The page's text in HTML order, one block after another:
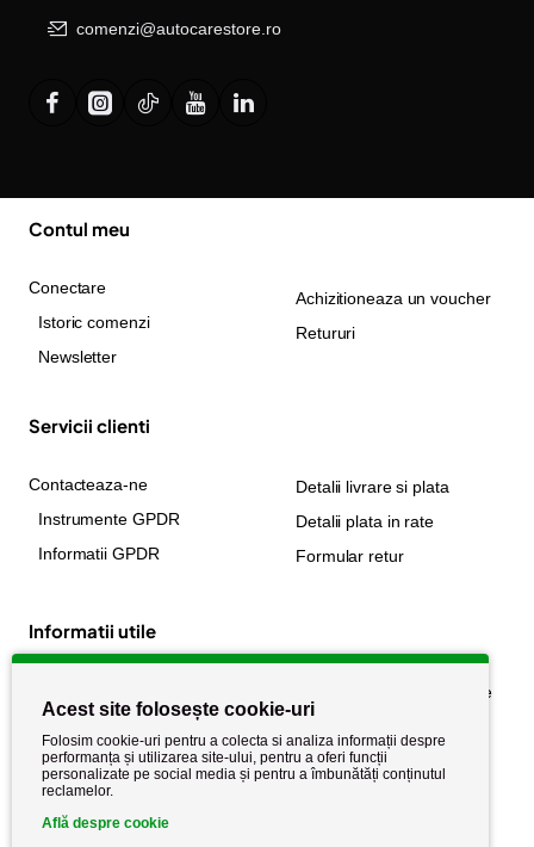
comenzi@autocarestore.ro
Contul meu
Conectare
Istoric comenzi
Newsletter
Achizitioneaza un voucher
Retururi
Servicii clienti
Contacteaza-ne
Instrumente GPDR
Informatii GPDR
Detalii livrare si plata
Detalii plata in rate
Formular retur
Informatii utile
Politica de cookie
Politica de confidențialitate
Termeni si conditii
Acest site folosește cookie-uri
Folosim cookie-uri pentru a colecta si analiza informații despre
performanța și utilizarea site-ului, pentru a oferi funcții
personalizate pe social media și pentru a îmbunătăți conținutul
reclamelor.
Află despre cookie